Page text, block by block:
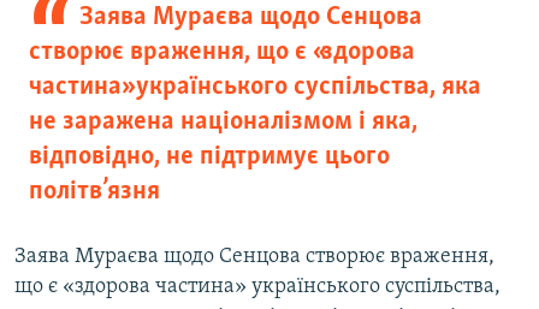
Заява Мураєва щодо Сенцова
створює враження, що є «здорова
частина» українського суспільства, яка
не заражена націоналізмом і яка,
відповідно, не підтримує цього
політв’язня
Заява Мураєва щодо Сенцова створює враження,
що є «здорова частина» українського суспільства,